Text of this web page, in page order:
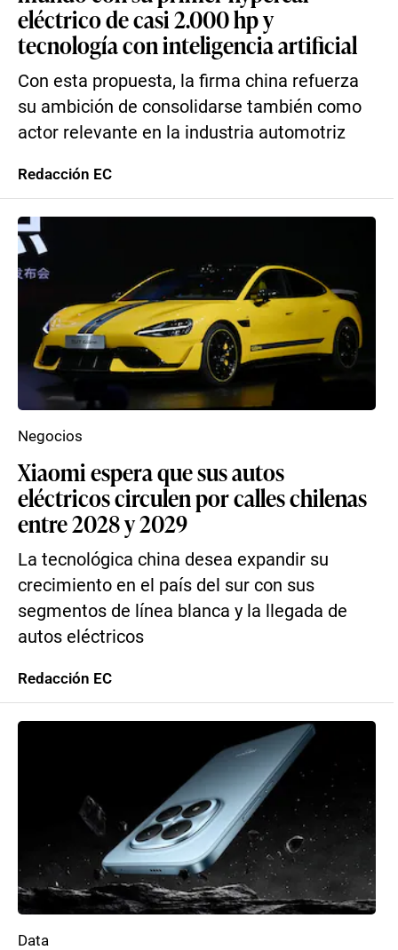
eléctrico de casi 2.000 hp y
tecnología con inteligencia artificial
Con esta propuesta, la firma china refuerza
su ambición de consolidarse también como
actor relevante en la industria automotriz
Redacción EC
Xiaomi espera que sus autos
eléctricos circulen por calles chilenas
entre 2028 y 2029
La tecnológica china desea expandir su
crecimiento en el país del sur con sus
segmentos de línea blanca y la llegada de
autos eléctricos
Negocios
Redacción EC
Data